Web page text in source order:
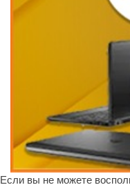
Если вы не можете